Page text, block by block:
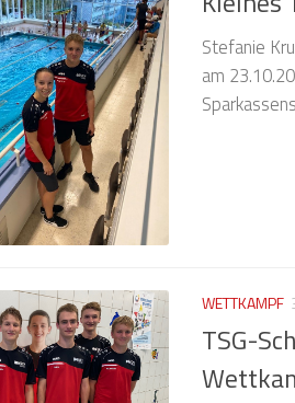
Stefanie
am
WETTKAMPF
TSG-